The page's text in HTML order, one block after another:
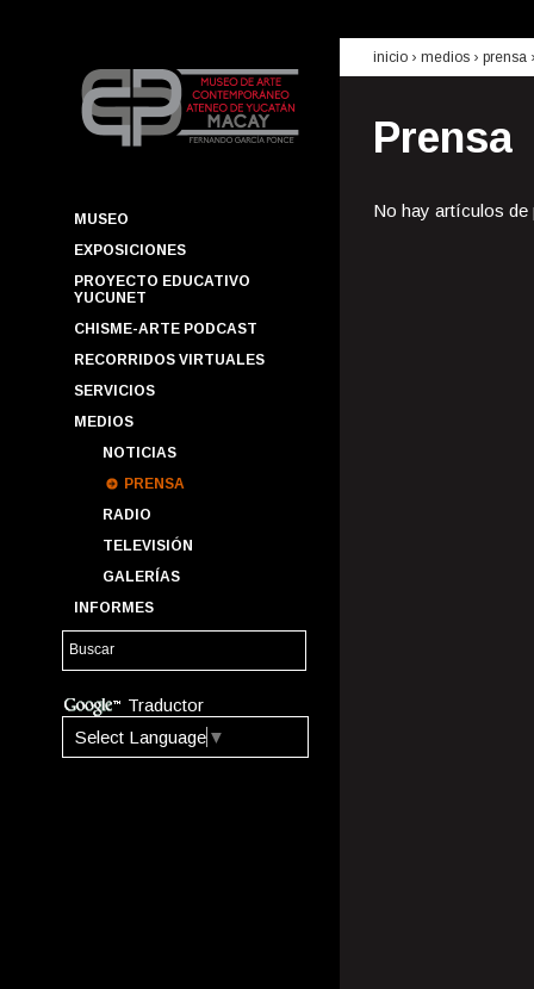
MUSEO
EXPOSICIONES
PROYECTO EDUCATIVO
YUCUNET
CHISME-ARTE PODCAST
RECORRIDOS VIRTUALES
SERVICIOS
MEDIOS
NOTICIAS
PRENSA
RADIO
TELEVISIÓN
GALERÍAS
INFORMES
Traductor
Select Language ▼
inicio › medios › prensa
Prensa
No hay artículos de